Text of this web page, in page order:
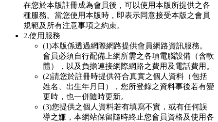
在您於本版註冊成為會員後，可以使用本版所提供之各
種服務。當您使用本版時，即表示同意接受本版之會員
規範及所有注意事項之約束。
2.使用服務
(1)本版係透過網際網路提供會員網路資訊服務。
會員必須自行配備上網所需之各項電腦設備（含軟
體），以及負擔連接網際網路之費用及電話費用。
(2)請您於註冊時提供符合真實之個人資料（包括
姓名、出生年月日），您所登錄之資料事後若有變
更時，也一併隨時更新。
(3)您提供之個人資料若有填寫不實，或有任何誤
導之嫌，本網站保留隨時終止您會員資格及使用各